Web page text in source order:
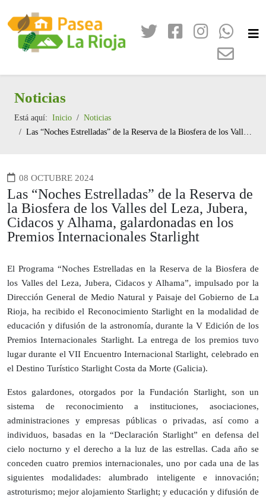
Noticias
Está aquí: Inicio
Noticias
Las “Noches Estrelladas” de la Reserva de la Biosfera de los Valles del Leza, Jubera, Cidacos y Alhama, galardonadas en los Premios Internacionales Starlight
08 OCTUBRE 2024
Las “Noches Estrelladas” de la Reserva de
la Biosfera de los Valles del Leza, Jubera,
Cidacos y Alhama, galardonadas en los
Premios Internacionales Starlight
El Programa “Noches Estrelladas en la Reserva de la Biosfera de
los Valles del Leza, Jubera, Cidacos y Alhama”, impulsado por la
Dirección General de Medio Natural y Paisaje del Gobierno de La
Rioja, ha recibido el Reconocimiento Starlight en la modalidad de
educación y difusión de la astronomía, durante la V Edición de los
Premios Internacionales Starlight. La entrega de los premios tuvo
lugar durante el VII Encuentro Internacional Starlight, celebrado en
el Destino Turístico Starlight Costa da Morte (Galicia).
Estos galardones, otorgados por la Fundación Starlight, son un
sistema de reconocimiento a instituciones, asociaciones,
administraciones y empresas públicas o privadas, así como a
individuos, basadas en la “Declaración Starlight” en defensa del
cielo nocturno y el derecho a la luz de las estrellas. Cada año se
conceden cuatro premios internacionales, uno por cada una de las
siguientes modalidades: alumbrado inteligente e innovación;
astroturismo; mejor alojamiento Starlight; y educación y difusión de